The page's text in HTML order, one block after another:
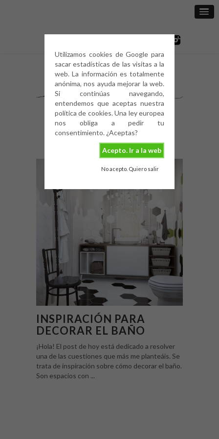
Utilizamos cookies de Google para
sacar estadísticas de las visitas a la
web. La información es totalmente
anónima, nos ayuda mejorar la web.
Si continúas navegando,
entendemos que aceptas nuestra
política de cookies. Una ley europea
nos obliga a pedir tu
consentimiento. ¿Aceptas?
Acepto. Ir a la web
No acepto. Quiero salir
INSPIRACIÓN PARA
DECORAR EL BAÑO
¡Hola! El post de hoy está dedicado a resolver
una de las cuestiones que más me planteáis. Se
trata de inspiración sobre cómo decorar el baño.
Son espacios con ...